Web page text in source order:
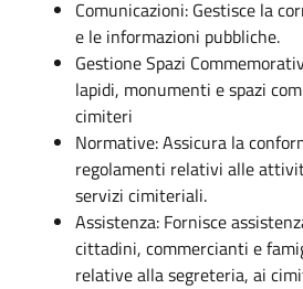
Comunicazioni: Gestisce la
e le informazioni pubbliche.
Gestione Spazi
lapidi, monumenti e spazi
cimiteri
Normative: Assicura la
regolamenti relativi alle
servizi cimiteriali.
Assistenza: Fornisce
cittadini, commercianti e
relative alla segreteria, ai